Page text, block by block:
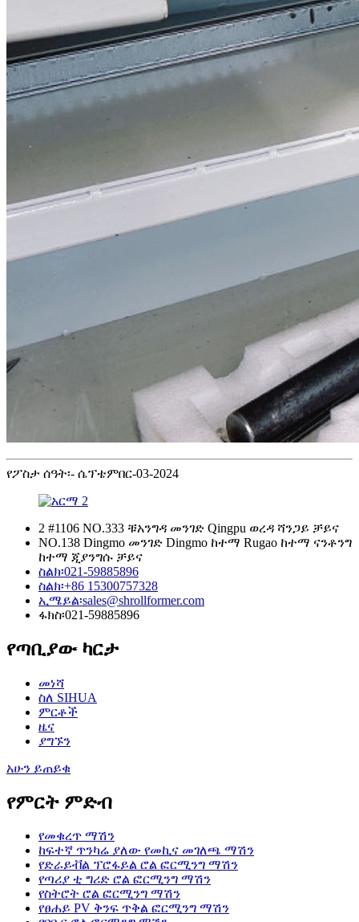
የፖስታ ሰዓት፡- ሴፕቴምበር-03-2024
2 #1106 NO.333 ቹአንግዳ መንገድ Qingpu ወረዳ ሻንጋይ ቻይና
NO.138 Dingmo መንገድ Dingmo ከተማ Rugao ከተማ ናንቶንግ
ከተማ ጂያንግሱ ቻይና
ስልክ፡021-59885896
ስልክ፡+86 15300757328
ኢሜይል፡sales@shrollformer.com
ፋክስ፡021-59885896
የጣቢያው ካርታ
መነሻ
ስለ SIHUA
ምርቶች
ዜና
ያግኙን
አሁን ይጠይቁ
የምርት ምድብ
የመቁረጥ ማሽን
ከፍተኛ ጥንካሬ ያለው የመኪና መገለጫ ማሽን
የድራይቭል ፕሮፋይል ሮል ፎርሚንግ ማሽን
የጣሪያ ቲ ግሪድ ሮል ፎርሚንግ ማሽን
የስትሮት ሮል ፎርሚንግ ማሽን
የፀሐይ PV ቅንፍ ጥቅል ፎርሚንግ ማሽን